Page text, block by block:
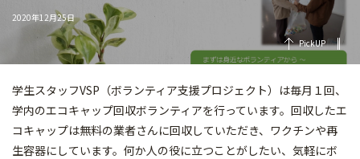
2020年12月25日
PickUP
学生スタッフVSP（ボランティア支援プロジェクト）は毎月１回、
学内のエコキャップ回収ボランティアを行っています。回収したエ
コキャップは無料の業者さんに回収していただき、ワクチンや再
生容器にしています。何か人の役に立つことがしたい、気軽にボ